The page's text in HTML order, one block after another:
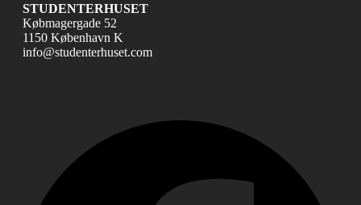
STUDENTERHUSET
Købmagergade 52
1150 København K
info@studenterhuset.com